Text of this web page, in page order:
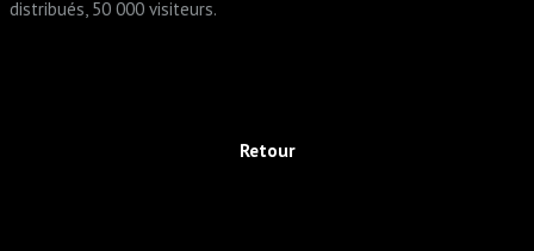
distribués, 50 000 visiteurs.
Retour